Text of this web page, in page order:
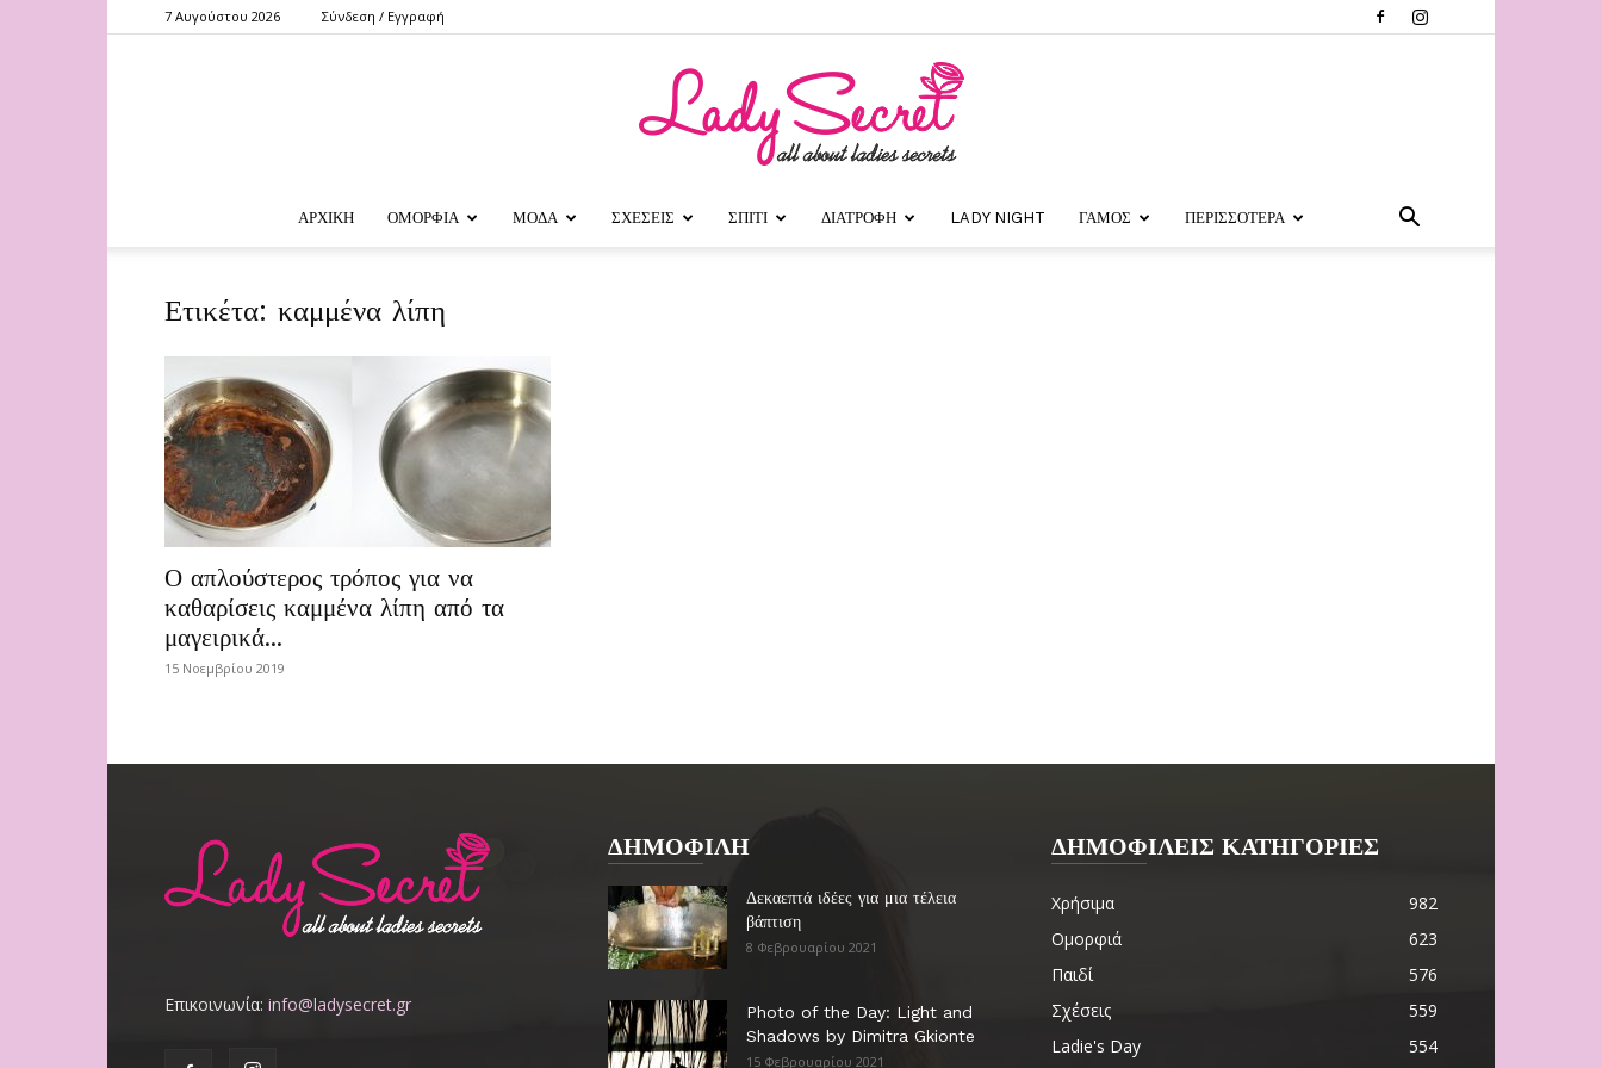
7 Αυγούστου 2026 Σύνδεση / Εγγραφή
ΑΡΧΙΚΗ ΟΜΟΡΦΙΑ ΜΟΔΑ ΣΧΕΣΕΙΣ ΣΠΙΤΙ ΔΙΑΤΡΟΦΗ LADY NIGHT ΓΑΜΟΣ ΠΕΡΙΣΣΟΤΕΡΑ
Ετικέτα: καμμένα λίπη
Ο απλούστερος τρόπος για να
καθαρίσεις καμμένα λίπη από τα
μαγειρικά...
15 Νοεμβρίου 2019
Επικοινωνία: info@ladysecret.gr
ΔΗΜΟΦΙΛΗ
Δεκαεπτά ιδέες για μια τέλεια
βάπτιση
8 Φεβρουαρίου 2021
Photo of the Day: Light and
Shadows by Dimitra Gkionte
15 Φεβρουαρίου 2021
ΔΗΜΟΦΙΛΕΙΣ ΚΑΤΗΓΟΡΙΕΣ
Χρήσιμα
982
Ομορφιά
623
Παιδί
576
Σχέσεις
559
Ladie's Day
554